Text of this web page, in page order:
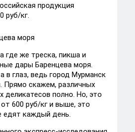
продукция
руб/кг.
моря
где же треска, пикша и
дары Баренцева моря.
в глаз, ведь город Мурманск
Прямо скажем, различных
деликатесов полно. Но, это
600 руб/кг и выше, это
едят каждый день.